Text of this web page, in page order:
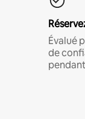
Évalué
de